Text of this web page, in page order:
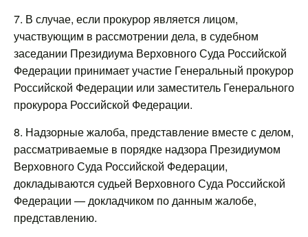
7. В случае, если прокурор является лицом,
участвующим в рассмотрении дела, в судебном
заседании Президиума Верховного Суда Российской
Федерации принимает участие Генеральный прокурор
Российской Федерации или заместитель Генерального
прокурора Российской Федерации.
8. Надзорные жалоба, представление вместе с делом,
рассматриваемые в порядке надзора Президиумом
Верховного Суда Российской Федерации,
докладываются судьей Верховного Суда Российской
Федерации — докладчиком по данным жалобе,
представлению.